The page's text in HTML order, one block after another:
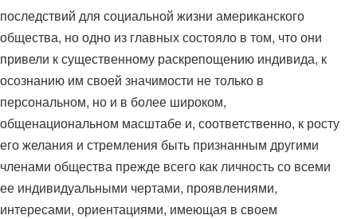
последствий для социальной жизни американского
общества, но одно из главных состояло в том, что они
привели к существенному раскрепощению индивида, к
осознанию им своей значимости не только в
персональном, но и в более широком,
общенациональном масштабе и, соответственно, к росту
его желания и стремления быть признанным другими
членами общества прежде всего как личность со всеми
ее индивидуальными чертами, проявлениями,
интересами, ориентациями, имеющая в своем